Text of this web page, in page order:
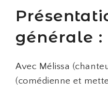
générale :
Avec Mélissa
(comédienne et